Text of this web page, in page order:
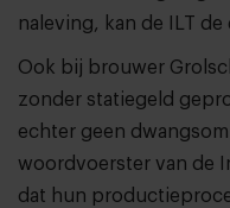
naleving, kan de ILT
Ook bij brouwer
zonder statiegeld
echter geen
woordvoerster van de
dat hun